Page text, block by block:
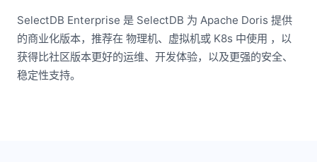
SelectDB Enterprise 是 SelectDB 为 Apache Doris 提供
的商业化版本，推荐在 物理机、虚拟机或 K8s 中使用 ，以
获得比社区版本更好的运维、开发体验，以及更强的安全、
稳定性支持。